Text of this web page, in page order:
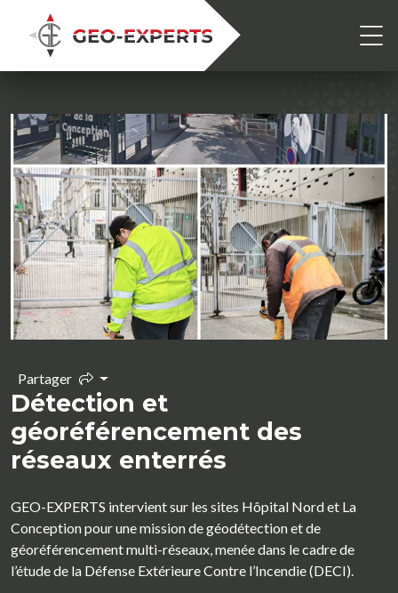
Partager
Détection et
géoréférencement des
réseaux enterrés
GEO-EXPERTS intervient sur les sites Hôpital Nord et La
Conception pour une mission de géodétection et de
géoréférencement multi-réseaux, menée dans le cadre de
l’étude de la Défense Extérieure Contre l’Incendie (DECI).